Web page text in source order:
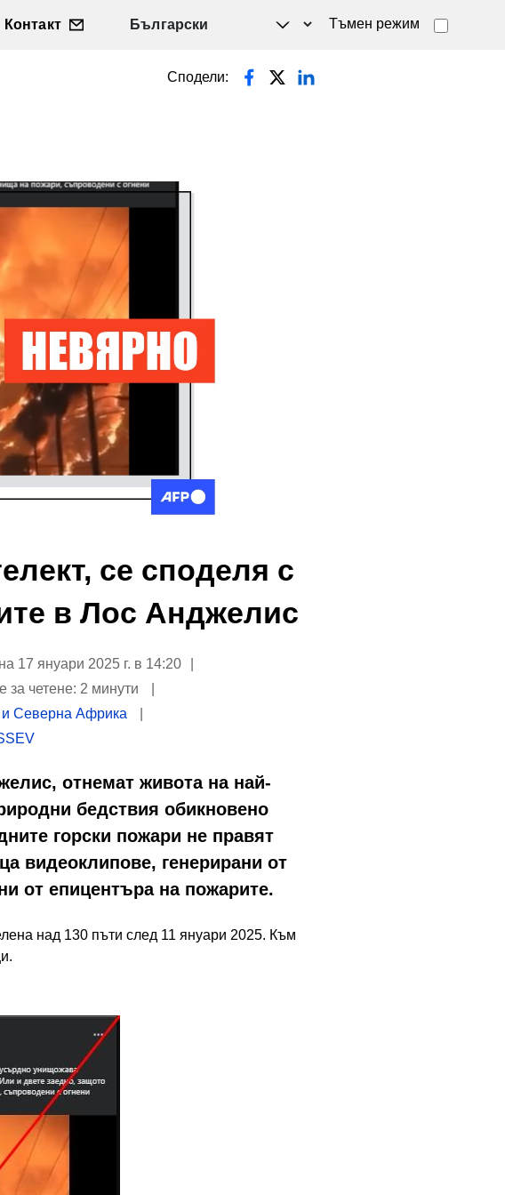
Контакт Тъмен режим
Сподели:
се споделя с
в Лос Анджелис
17 януари 2025 г. в 14:20
за четене: 2 минути
и Северна Африка
отнемат живота на най-
бедствия обикновено
горски пожари не правят
видеоклипове, генерирани от
от епицентъра на пожарите.
над 130 пъти след 11 януари 2025. Към